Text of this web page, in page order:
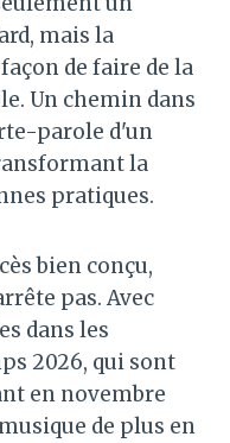
mais la
de faire de la
Un chemin dans
parole d'un
la
pratiques.
bien conçu,
pas. Avec
dans les
2026, qui sont
en novembre
de plus en